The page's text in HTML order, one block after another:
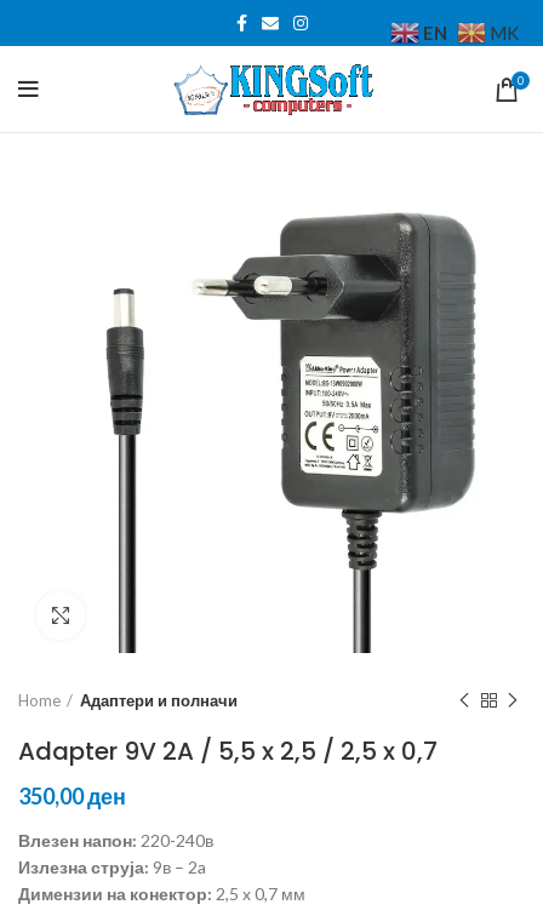
0
Home Адаптери и полначи
Adapter 9V 2A / 5,5 x 2,5 / 2,5 x 0,7
ден
Влезен напон: 220-240в
Излезна струја: 9в – 2a
Димензии на конектор: 2,5 x 0,7 мм
EN MK